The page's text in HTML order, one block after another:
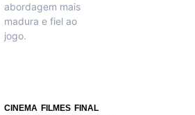
abordagem mais
madura e fiel ao
jogo.
CINEMA FILMES FINAL